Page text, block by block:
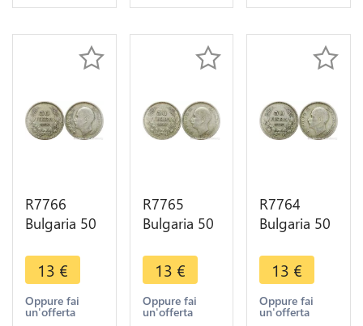
R7766
Bulgaria 50
III 1930 BP
Silver ->
Make offer
13 €
Oppure fai
un'offerta
R7765
Bulgaria 50
III 1930 BP
Silver ->
Make offer
13 €
Oppure fai
un'offerta
R7764
Bulgaria 50
III 1930 BP
Silver ->
Make offer
13 €
Oppure fai
un'offerta